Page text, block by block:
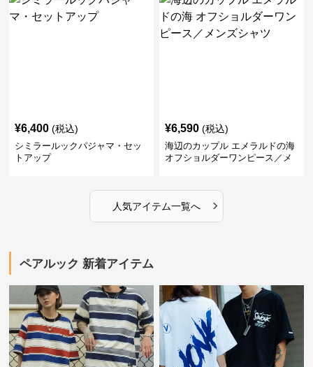
¥6,400 (税込)
シミラールックパジャマ・セッ
トアップ
¥6,590 (税込)
海辺のカップル エメラルドの海
オフショルダーワンピース／メ
人気アイテム一覧へ ›
ペアルック 新着アイテム